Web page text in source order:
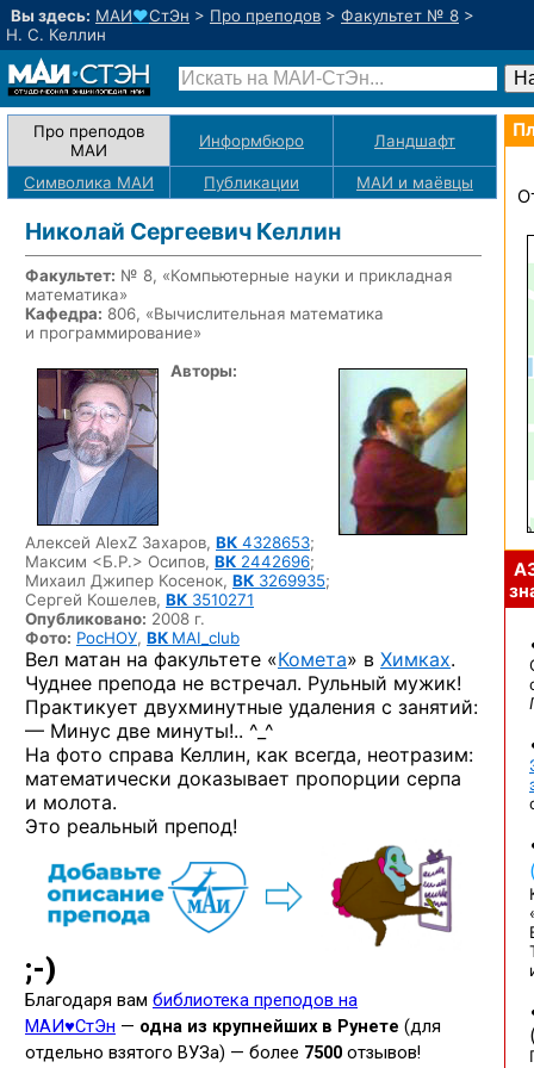
Вы здесь: МАИ♥СтЭн > Про преподов > Факультет № 8 >
Н. С. Келлин
Про преподов
МАИ
Информбюро Ландшафт
Символика МАИ Публикации МАИ и маёвцы
Николай Сергеевич Келлин
Факультет: № 8, «Компьютерные науки и прикладная
математика»
Кафедра: 806, «Вычислительная математика
и программирование»
Авторы:
Алексей AlexZ Захаров, ВК 4328653;
Максим <Б.Р.> Осипов, ВК 2442696;
Михаил Джипер Косенок, ВК 3269935;
Сергей Кошелев, ВК 3510271
Опубликовано: 2008 г.
Фото: РосНОУ, ВК MAI_club
Вел матан на факультете «Комета» в Химках.
Чуднее препода не встречал. Рульный мужик!
Практикует двухминутные удаления с занятий:
— Минус две минуты!.. ^_^
На фото справа Келлин, как всегда, неотразим:
математически доказывает пропорции серпа
и молота.
Это реальный препод!